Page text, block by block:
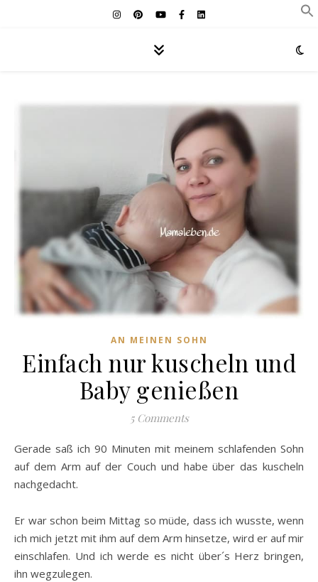
AN MEINEN SOHN
Einfach nur kuscheln und
Baby genießen
5 Comments
Gerade saß ich 90 Minuten mit meinem schlafenden Sohn
auf dem Arm auf der Couch und habe über das kuscheln
nachgedacht.
Er war schon beim Mittag so müde, dass ich wusste, wenn
ich mich jetzt mit ihm auf dem Arm hinsetze, wird er auf mir
einschlafen. Und ich werde es nicht über´s Herz bringen,
ihn wegzulegen.